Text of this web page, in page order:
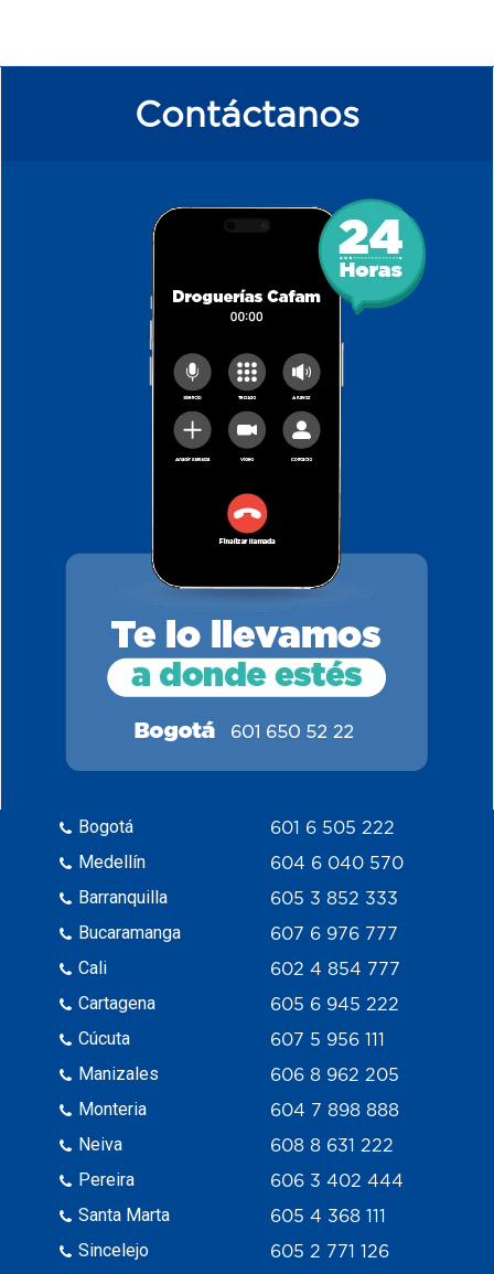
Contáctanos
Bogotá
Medellín
Barranquilla
Bucaramanga
Cali
Cartagena
Cúcuta
Manizales
Monteria
Neiva
Pereira
Santa Marta
Sincelejo
601 6 505 222
604 6 040 570
605 3 852 333
607 6 976 777
602 4 854 777
605 6 945 222
607 5 956 111
606 8 962 205
604 7 898 888
608 8 631 222
606 3 402 444
605 4 368 111
605 2 771 126